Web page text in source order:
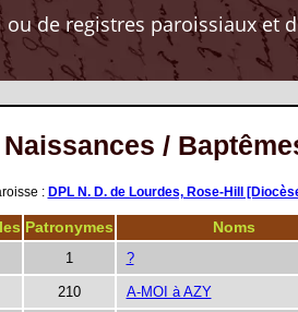
de registres paroissiaux et
Naissances /
: DPL N. D. de Lourdes, Rose-Hill
Patronymes Noms
1 ?
210 A-MOI à AZY